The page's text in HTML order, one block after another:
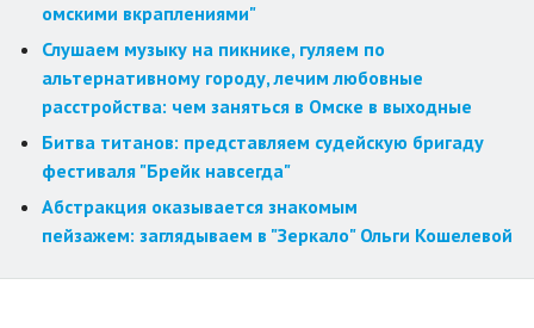
омскими вкраплениями"
Слушаем музыку на пикнике, гуляем по
альтернативному городу, лечим любовные
расстройства: чем заняться в Омске в выходные
Битва титанов: представляем судейскую бригаду
фестиваля "Брейк навсегда"
Абстракция оказывается знакомым
пейзажем: заглядываем в "Зеркало" Ольги Кошелевой